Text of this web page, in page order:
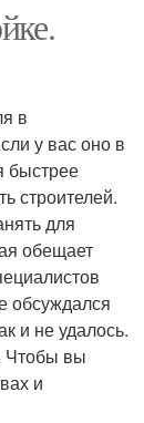
в
у вас оно в
быстрее
строителей.
для
обещает
обсуждался
и не удалось.
Чтобы вы
и